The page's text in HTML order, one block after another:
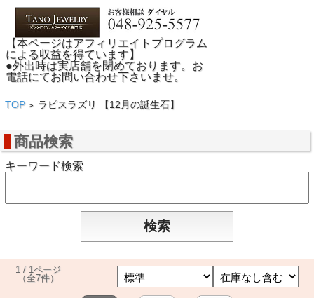
【本ページはアフィリエイトプログラム
による収益を得ています】
●外出時は実店舗を閉めております。お
電話にてお問い合わせ下さいませ。
TOP > ラピスラズリ 【12月の誕生石】
商品検索
キーワード検索
1 / 1ページ
（全7件）